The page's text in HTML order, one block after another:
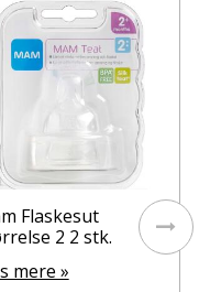
Flaskesut
2 2 stk.
mere »